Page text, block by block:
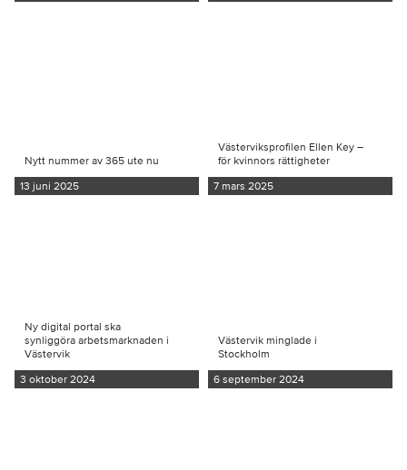
Nytt nummer av 365 ute nu
13 juni 2025
Västerviksprofilen Ellen Key –
för kvinnors rättigheter
7 mars 2025
Ny digital portal ska
synliggöra arbetsmarknaden i
Västervik
3 oktober 2024
Västervik minglade i
Stockholm
6 september 2024